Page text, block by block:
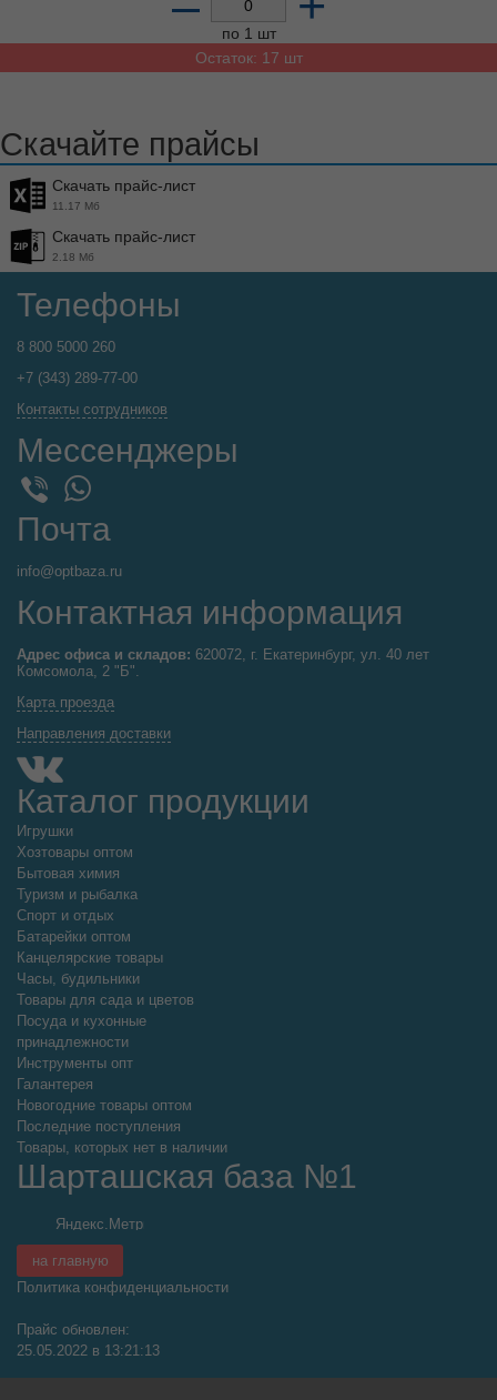
по 1 шт
Остаток: 17 шт
Скачайте прайсы
Скачать прайс-лист
11.17 Мб
Скачать прайс-лист
2.18 Мб
Телефоны
8 800 5000 260
+7 (343) 289-77-00
Контакты сотрудников
Мессенджеры
WhatsApp
Почта
info@optbaza.ru
Контактная информация
Адрес офиса и складов: 620072, г. Екатеринбург, ул. 40 лет
Комсомола, 2 "Б".
Карта проезда
Направления доставки
Каталог продукции
Игрушки
Хозтовары оптом
Бытовая химия
Туризм и рыбалка
Спорт и отдых
Батарейки оптом
Канцелярские товары
Часы, будильники
Товары для сада и цветов
Посуда и кухонные
принадлежности
Инструменты опт
Галантерея
Новогодние товары оптом
Последние поступления
Товары, которых нет в наличии
Шарташская база №1
на главную
Политика конфиденциальности
Прайс обновлен:
25.05.2022 в 13:21:13